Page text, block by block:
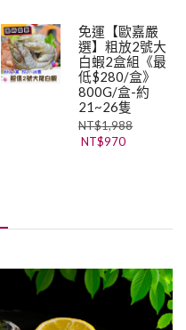
免運【歐嘉嚴
選】粗放2號大
白蝦2盒組《最
低$280/盒》
800G/盒-約
21~26隻
NT$1,988
NT$970